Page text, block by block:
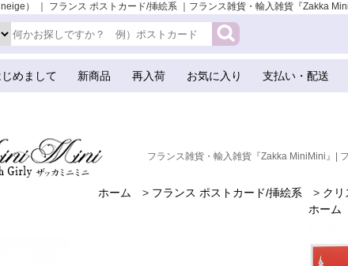
） ｜ フランス ポストカード/挿絵系 ｜フランス雑貨・輸入雑貨『Zakka
じめまして 新商品 再入荷 お気に入り 支払い・配送
フランス雑貨・輸入雑貨『Zakka MiniMini』|
ホーム > フランス ポストカード/挿絵系 > クリ
ホーム
フランスのお
クリスマス（